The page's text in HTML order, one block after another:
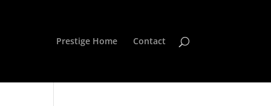
Prestige Home Contact